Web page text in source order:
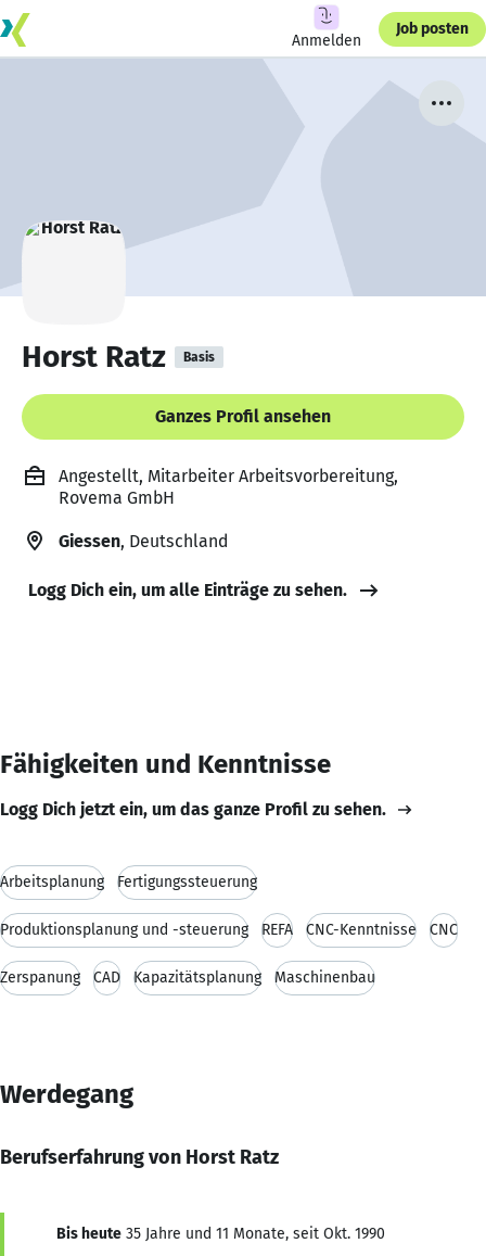
Anmelden
Job posten
Horst Ratz Basis
Ganzes Profil ansehen
Angestellt, Mitarbeiter Arbeitsvorbereitung,
Rovema GmbH
Giessen, Deutschland
Logg Dich ein, um alle Einträge zu sehen.
Fähigkeiten und Kenntnisse
Logg Dich jetzt ein, um das ganze Profil zu sehen.
Arbeitsplanung Fertigungssteuerung
Produktionsplanung und -steuerung REFA CNC-Kenntnisse CNC
Zerspanung CAD Kapazitätsplanung Maschinenbau
Werdegang
Berufserfahrung von Horst Ratz
Bis heute 35 Jahre und 11 Monate, seit Okt. 1990